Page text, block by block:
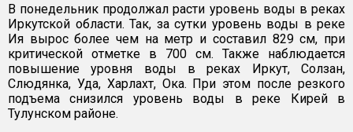
В понедельник продолжал расти уровень воды в реках
Иркутской области. Так, за сутки уровень воды в реке
Ия вырос более чем на метр и составил 829 см, при
критической отметке в 700 см. Также наблюдается
повышение уровня воды в реках Иркут, Солзан,
Слюдянка, Уда, Харлахт, Ока. При этом после резкого
подъема снизился уровень воды в реке Кирей в
Тулунском районе.